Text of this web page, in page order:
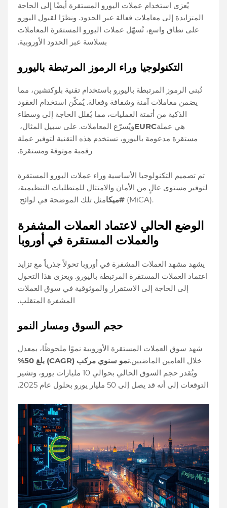
يُعزى استخدام عملات اليورو المستقرة أيضًا إلى الحاجة
المتزايدة إلى معاملات فعالة عبر الحدود. ونظرًا لقبول اليورو
على نطاق واسع، تُسهّل عملات اليورو المستقرة المعاملات
بسلاسة عبر الحدود الأوروبية.
التكنولوجيا وراء الرموز المرتبطة باليورو
تُبنى الرموز المرتبطة باليورو باستخدام تقنية بلوكتشين، مما
يضمن معاملات آمنة وشفافة وفعالة. يُمكّن استخدام العقود
الذكية من أتمتة العمليات، مما يُقلل الحاجة إلى وسطاء
ويُسرّع المعاملات. على سبيل المثال،EURCهي عملة
مستقرة مدعومة باليورو، تستخدم هذه التقنية لتوفير عملة
رقمية موثوقة ومستقرة.
تم تصميم التكنولوجيا الأساسية وراء عملات اليورو المستقرة
لتوفير مستوى عالٍ من الأمان والامتثال للمتطلبات التنظيمية،
مثل تلك الموضحة في لوائح#ميكا (MiCA).
الوضع الحالي لاعتماد العملات المشفرة
والعملات المستقرة في أوروبا
يشهد مشهد العملات المشفرة في أوروبا تحولاً جذرياً مع تزايد
اعتماد العملات المستقرة المرتبطة باليورو. ويعزى هذا التحول
إلى الحاجة إلى الاستقرار والموثوقية في سوق العملات
المشفرة المتقلب.
حجم السوق ومسار النمو
شهد سوق العملات المستقرة الأوروبية نموًا ملحوظًا، بمعدل
نمو سنوي مركب (CAGR) بلغ 50%خلال العامين الماضيين.
ويُقدر حجم السوق الحالي بحوالي 10 مليارات يورو، وتشير
التوقعات إلى أنه قد يصل إلى 50 مليار يورو بحلول عام 2025.